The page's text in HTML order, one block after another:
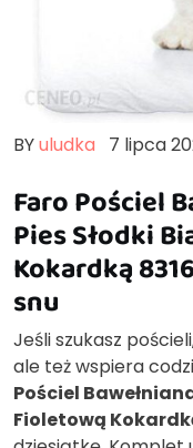
BYuludka 7 lipca
Faro Pościel
Pies Słodki
Kokardką
snu
Jeśli szukasz
ale też wspiera
Pościel
Fioletową